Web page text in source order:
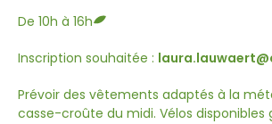
De 10h à 16h
Inscription souhaitée :
Prévoir des vêtements adaptés à la
casse-croûte du midi. Vélos